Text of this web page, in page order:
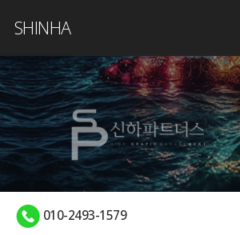
SHINHA
010-2493-1579